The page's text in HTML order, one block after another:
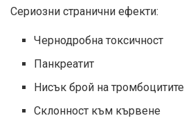
Сериозни странични ефекти:
Чернодробна токсичност
Панкреатит
Нисък брой на тромбоцитите
Склонност към кървене